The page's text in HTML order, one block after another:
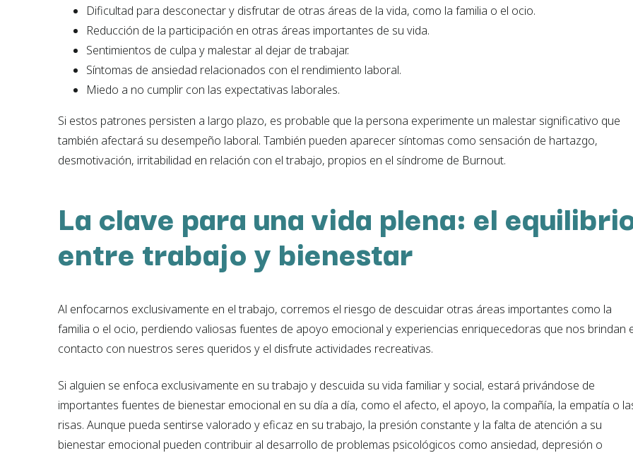
Dificultad para desconectar y disfrutar de otras áreas de la vida, como la familia o el ocio.
Reducción de la participación en otras áreas importantes de su vida.
Sentimientos de culpa y malestar al dejar de trabajar.
Síntomas de ansiedad relacionados con el rendimiento laboral.
Miedo a no cumplir con las expectativas laborales.
Si estos patrones persisten a largo plazo, es probable que la persona experimente un malestar significativo que
también afectará su desempeño laboral. También pueden aparecer síntomas como sensación de hartazgo,
desmotivación, irritabilidad en relación con el trabajo, propios en el síndrome de Burnout.
La clave para una vida plena: el
entre trabajo y bienestar
Al enfocarnos exclusivamente en el trabajo, corremos el riesgo de descuidar otras áreas importantes como la
familia o el ocio, perdiendo valiosas fuentes de apoyo emocional y experiencias enriquecedoras que nos brindan
contacto con nuestros seres queridos y el disfrute actividades recreativas.
Si alguien se enfoca exclusivamente en su trabajo y descuida su vida familiar y social, estará privándose de
importantes fuentes de bienestar emocional en su día a día, como el afecto, el apoyo, la compañía, la empatía o
risas. Aunque pueda sentirse valorado y eficaz en su trabajo, la presión constante y la falta de atención a su
bienestar emocional pueden contribuir al desarrollo de problemas psicológicos como ansiedad, depresión o